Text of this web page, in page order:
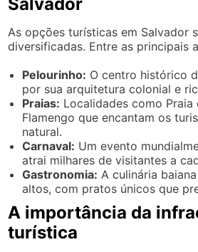
As opções turísticas em Salvador
diversificadas. Entre as principais
Pelourinho: O centro histórico
por sua arquitetura colonial e
Praias: Localidades como
Flamengo que encantam os
natural.
Carnaval: Um evento
atrai milhares de visitantes a
Gastronomia: A culinária
altos, com pratos únicos que
A importância da
turística